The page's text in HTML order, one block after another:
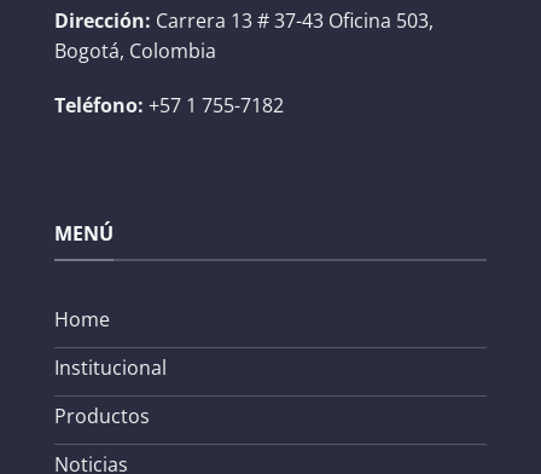
Dirección: Carrera 13 # 37-43 Oficina 503,
Bogotá, Colombia
Teléfono: +57 1 755-7182
MENÚ
Home
Institucional
Productos
Noticias